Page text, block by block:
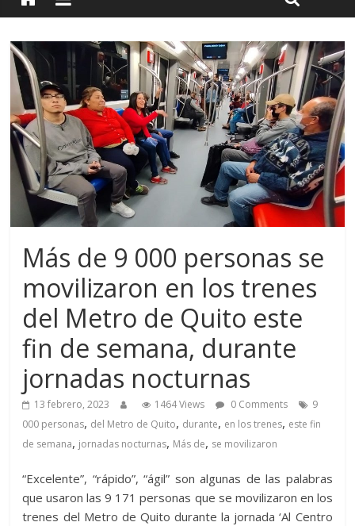
Más de 9 000 personas se
movilizaron en los trenes
del Metro de Quito este
fin de semana, durante
jornadas nocturnas
13 febrero, 2023 1464 Views 0 Comments
9
000 personas, del Metro de Quito, durante, en los trenes, este fin
de semana, jornadas nocturnas, Más de, se movilizaron
“Excelente”, “rápido”, “ágil” son algunas de las palabras
que usaron las 9 171 personas que se movilizaron en los
trenes del Metro de Quito durante la jornada ‘Al Centro